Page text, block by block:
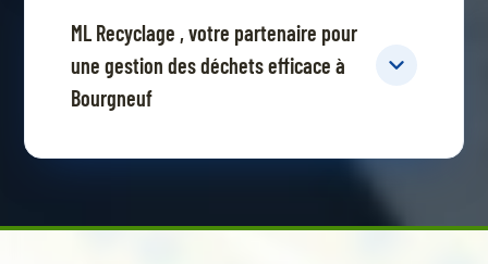
ML Recyclage , votre partenaire pour
une gestion des déchets efficace à
Bourgneuf